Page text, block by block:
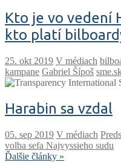
Kto je vo vedení
kto platí
V médiach
kampane Gabriel Šípoš
Harabin sa vzdal
V médiach
volba sefa Najvyssieho sudu
Ďalšie články »